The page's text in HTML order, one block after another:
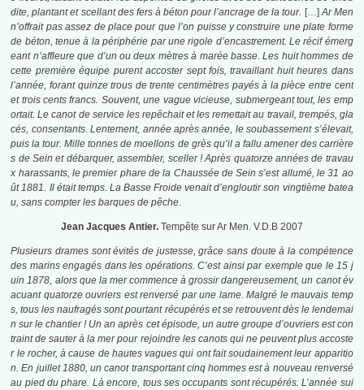
dite, plantant et scellant des fers à béton pour l’ancrage de la tour. […]Ar Men
n’offrait pas assez de place pour que l’on puisse y construire une plate forme
de béton, tenue à la périphérie par une rigole d’encastrement. Le récif émerg
eant n’affleure que d’un ou deux mètres à marée basse. Les huit hommes de
cette première équipe purent accoster sept fois, travaillant huit heures dans
l’année, forant quinze trous de trente centimètres payés à la pièce entre cent
et trois cents francs. Souvent, une vague vicieuse, submergeant tout, les emp
ortait. Le canot de service les repêchait et les remettait au travail, trempés, gla
cés, consentants. Lentement, année après année, le soubassement s’élevait,
puis la tour. Mille tonnes de moellons de grès qu’il a fallu amener des carrière
s de Sein et débarquer, assembler, sceller ! Après quatorze années de travau
x harassants, le premier phare de la Chaussée de Sein s’est allumé, le 31 ao
ût 1881. Il était temps. La Basse Froide venait d’engloutir son vingtième batea
u, sans compter les barques de pêche.
Jean Jacques Antier. Tempête sur Ar Men. V.D.B 2007
Plusieurs drames sont évités de justesse, grâce sans doute à la compétence
des marins engagés dans les opérations. C’est ainsi par exemple que le 15 j
uin 1878, alors que la mer commence à grossir dangereusement, un canot év
acuant quatorze ouvriers est renversé par une lame. Malgré le mauvais temp
s, tous les naufragés sont pourtant récupérés et se retrouvent dès le lendemai
n sur le chantier ! Un an après cet épisode, un autre groupe d’ouvriers est con
traint de sauter à la mer pour rejoindre les canots qui ne peuvent plus accoste
r le rocher, à cause de hautes vagues qui ont fait soudainement leur apparitio
n. En juillet 1880, un canot transportant cinq hommes est à nouveau renversé
au pied du phare. Là encore, tous ses occupants sont récupérés. L’année sui